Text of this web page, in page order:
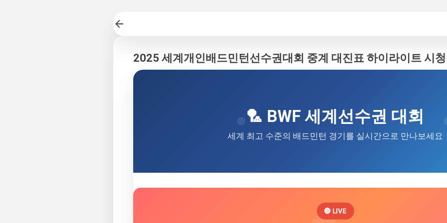
2025 세계개인배드민턴선수권대회 중계 대진표 하이라이트 시
🏸 BWF 세계선수권 대회
세계 최고 수준의 배드민턴 경기를 실시간으로 만나보세요
🔴 LIVE